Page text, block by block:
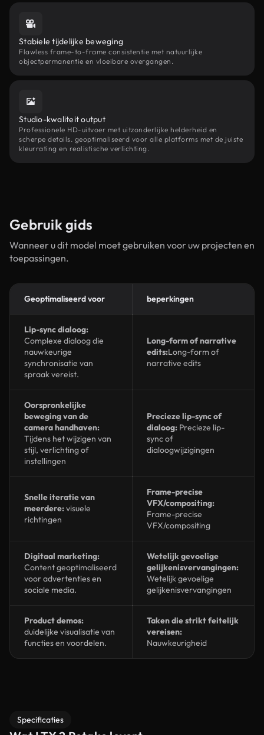
Stabiele tijdelijke beweging
Flawless frame-to-frame consistentie met natuurlijke
objectpermanentie en vloeibare overgangen.
Studio-kwaliteit output
Professionele HD-uitvoer met uitzonderlijke helderheid en
scherpe details. geoptimaliseerd voor alle platforms met de juiste
kleurrating en realistische verlichting.
Gebruik gids
Wanneer u dit model moet gebruiken voor uw projecten en
toepassingen.
Geoptimaliseerd voor beperkingen
Lip-sync dialoog:
Complexe dialoog die
nauwkeurige
synchronisatie van
spraak vereist.
Long-form of narrative
edits:Long-form of
narrative edits
Oorspronkelijke
beweging van de
camera handhaven:
Tijdens het wijzigen van
stijl, verlichting of
instellingen
Precieze lip-sync of
dialoog: Precieze lip-
sync of
dialoogwijzigingen
Snelle iteratie van
meerdere:visuele
richtingen
Frame-precise
VFX/compositing:
Frame-precise
VFX/compositing
Digitaal marketing:
Content geoptimaliseerd
voor advertenties en
sociale media.
Wetelijk gevoelige
gelijkenisvervangingen:
Wetelijk gevoelige
gelijkenisvervangingen
Product demos:
duidelijke visualisatie van
functies en voordelen.
Taken die strikt feitelijk
vereisen:
Nauwkeurigheid
Specificaties